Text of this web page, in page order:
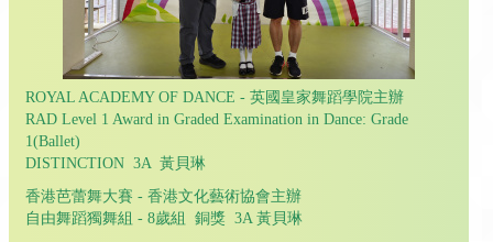
ROYAL ACADEMY OF DANCE - 英國皇家舞蹈學院主辦
RAD Level 1 Award in Graded Examination in Dance: Grade
1(Ballet)
DISTINCTION 3A 黃貝琳
香港芭蕾舞大賽 - 香港文化藝術協會主辦
自由舞蹈獨舞組 - 8歲組 銅獎 3A 黃貝琳